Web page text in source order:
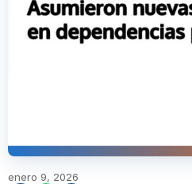
enero 9, 2026